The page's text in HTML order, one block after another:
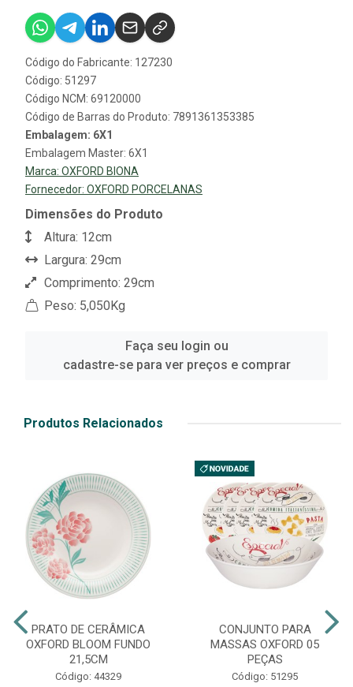
Código do Fabricante: 127230
Código: 51297
Código NCM: 69120000
Código de Barras do Produto: 7891361353385
Embalagem: 6X1
Embalagem Master: 6X1
Marca: OXFORD BIONA
Fornecedor: OXFORD PORCELANAS
Dimensões do Produto
Altura: 12cm
Largura: 29cm
Comprimento: 29cm
Peso: 5,050Kg
Faça seu login ou
cadastre-se para ver preços e comprar
Produtos Relacionados
PRATO DE CERÂMICA
OXFORD BLOOM FUNDO
21,5CM
Código: 44329
CONJUNTO PARA
MASSAS OXFORD 05
PEÇAS
Código: 51295